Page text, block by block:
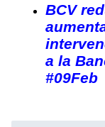
BCV
a la
#09Feb